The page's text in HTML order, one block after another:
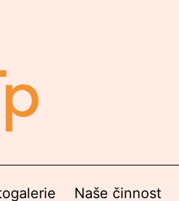
Naše činnost